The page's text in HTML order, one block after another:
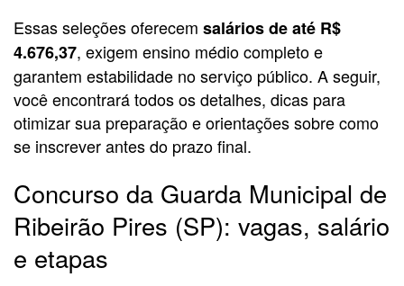
Essas seleções oferecem salários de até R$
4.676,37, exigem ensino médio completo e
garantem estabilidade no serviço público. A seguir,
você encontrará todos os detalhes, dicas para
otimizar sua preparação e orientações sobre como
se inscrever antes do prazo final.
Concurso da Guarda Municipal de
Ribeirão Pires (SP): vagas, salário
e etapas